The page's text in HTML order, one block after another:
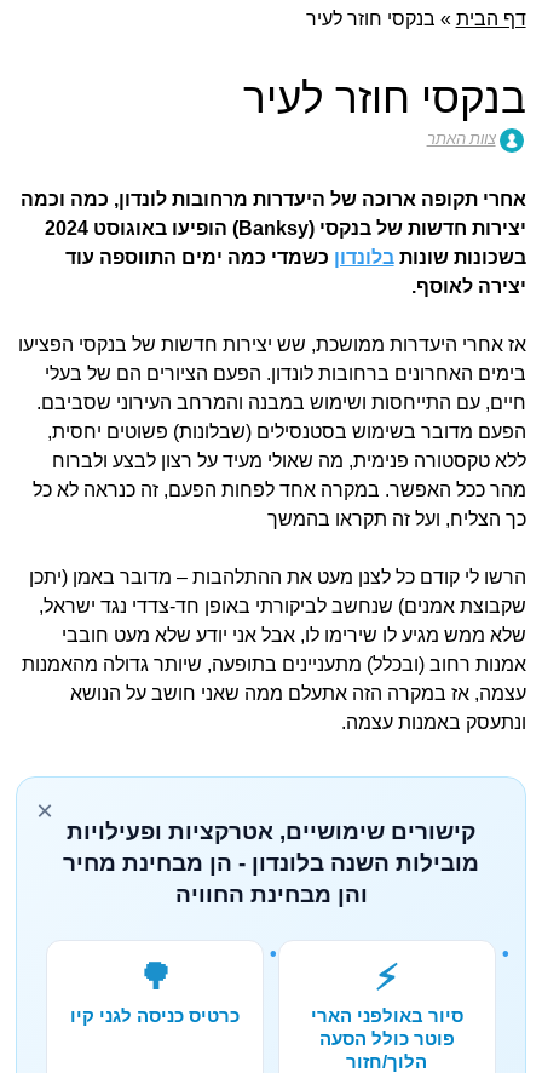
תפריט ראשי
דילוג
דף הבית » בנקסי חוזר לעיר
בנקסי חוזר לעיר
צוות האתר
אחרי תקופה ארוכה של היעדרות מרחובות לונדון, כמה וכמה
יצירות חדשות של בנקסי (Banksy) הופיעו באוגוסט 2024
בשכונות שונותבלונדון כשמדי כמה ימים התווספה עוד
יצירה לאוסף.
אז אחרי היעדרות ממושכת, שש יצירות חדשות של בנקסי הפציעו
בימים האחרונים ברחובות לונדון. הפעם הציורים הם של בעלי
חיים, עם התייחסות ושימוש במבנה והמרחב העירוני שסביבם.
הפעם מדובר בשימוש בסטנסילים (שבלונות) פשוטים יחסית,
ללא טקסטורה פנימית, מה שאולי מעיד על רצון לבצע ולברוח
מהר ככל האפשר. במקרה אחד לפחות הפעם, זה כנראה לא כל
כך הצליח, ועל זה תקראו בהמשך
הרשו לי קודם כל לצנן מעט את ההתלהבות – מדובר באמן (יתכן
שקבוצת אמנים) שנחשב לביקורתי באופן חד-צדדי נגד ישראל,
שלא ממש מגיע לו שירימו לו, אבל אני יודע שלא מעט חובבי
אמנות רחוב (ובכלל) מתעניינים בתופעה, שיותר גדולה מהאמנות
עצמה, אז במקרה הזה אתעלם ממה שאני חושב על הנושא
ונתעסק באמנות עצמה.
×
קישורים שימושיים, אטרקציות ופעילויות
מובילות השנה בלונדון - הן מבחינת מחיר
והן מבחינת החוויה
⚡
סיור באולפני הארי
פוטר כולל הסעה
הלוך/חזור
🌳
כרטיס כניסה לגני קיו